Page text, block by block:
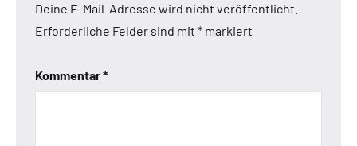
Deine E-Mail-Adresse wird nicht veröffentlicht.
Erforderliche Felder sind mit * markiert
Kommentar*